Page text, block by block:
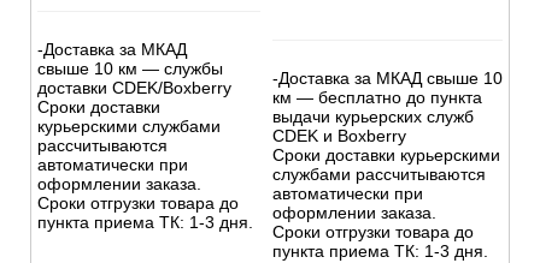
-Доставка за МКАД
свыше 10 км — службы
доставки CDEK/Boxberry
Сроки доставки
курьерскими службами
рассчитываются
автоматически при
оформлении заказа.
Сроки отгрузки товара до
пункта приема ТК: 1-3 дня.
-Доставка за МКАД свыше 10
км — бесплатно до пункта
выдачи курьерских служб
CDEK и Boxberry
Сроки доставки курьерскими
службами рассчитываются
автоматически при
оформлении заказа.
Сроки отгрузки товара до
пункта приема ТК: 1-3 дня.